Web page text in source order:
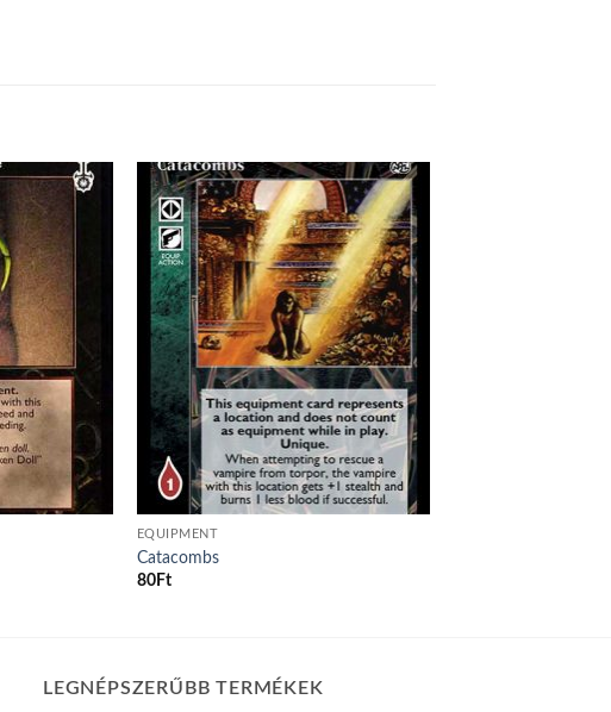
Add to
Add to
wishlist
EQUIPMENT
Catacombs
80Ft
LEGNÉPSZERŰBB TERMÉKEK